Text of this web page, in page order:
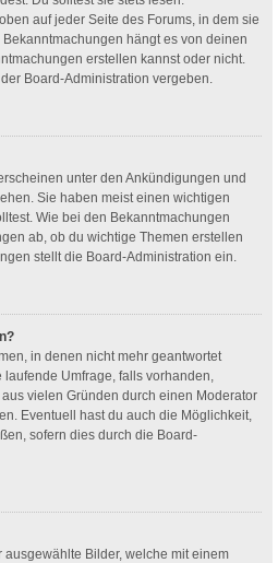
auf jeder Seite des Forums, in dem sie
hängt es von deinen
erstellen kannst oder nicht.
Board-Administration vergeben.
unter den Ankündigungen und
Sie haben meist einen wichtigen
Wie bei den Bekanntmachungen
ab, ob du wichtige Themen erstellen
stellt die Board-Administration ein.
in denen nicht mehr geantwortet
Umfrage, falls vorhanden,
vielen Gründen durch einen Moderator
Eventuell hast du auch die Möglichkeit,
sofern dies durch die Board-
Bilder, welche mit einem